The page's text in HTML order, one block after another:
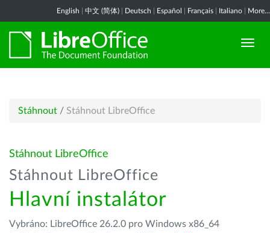
English 中文 (简体) Deutsch Español Français Italiano More...
Stáhnout / Stáhnout LibreOffice
Stáhnout LibreOffice
Stáhnout LibreOffice
Hlavní instalátor
Vybráno: LibreOffice 26.2.0 pro Windows x86_64